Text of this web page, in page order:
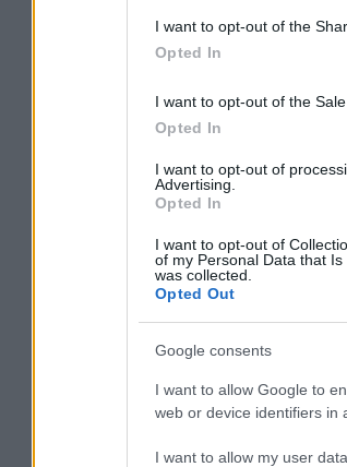
I want to opt-out of the
Opted In
I want to opt-out of the
Opted In
I want to opt-out of
Advertising.
Opted In
I want to opt-out of
of my Personal Data that
was collected.
Opted Out
Google consents
I want to allow Google to
web or device identifiers in
I want to allow my user